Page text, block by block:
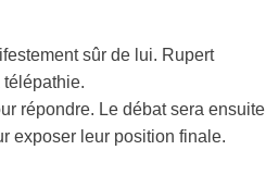
sûr de lui. Rupert
télépathie.
répondre. Le débat sera ensuite
exposer leur position finale.